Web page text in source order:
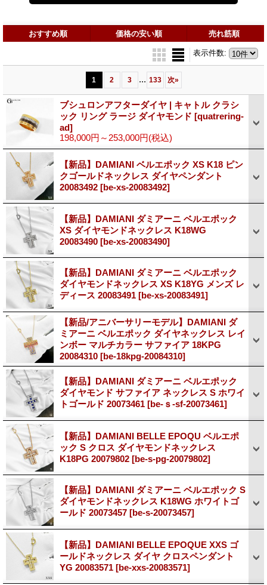
おすすめ順 価格の安い順 売れ筋順
表示件数:
1 2 3 ... 133 次»
ブシュロンアフターダイヤ | キャトル クラシ
ック リング ラージ ダイヤモンド [quatrering-
ad]
198,000円～253,000円(税込)
【新品】DAMIANI ベルエポック XS K18 ピン
クゴールドネックレス ダイヤペンダント
20083492 [be-xs-20083492]
【新品】DAMIANI ダミアーニ ベルエポック
XS ダイヤモンドネックレス K18WG
20083490 [be-xs-20083490]
【新品】DAMIANI ダミアーニ ベルエポック
ダイヤモンドネックレス XS K18YG メンズ レ
ディース 20083491 [be-xs-20083491]
【新品/アニバーサリーモデル】DAMIANI ダ
ミアーニ ベルエポック ダイヤネックレス レイ
ンボー マルチカラー サファイア 18KPG
20084310 [be-18kpg-20084310]
【新品】DAMIANI ダミアーニ ベルエポック
ダイヤモンド サファイア ネックレス S ホワイ
トゴールド 20073461 [be-ｓ-sf-20073461]
【新品】DAMIANI BELLE EPOQU ベルエポ
ック S クロス ダイヤモンドネックレス
K18PG 20079802 [be-s-pg-20079802]
【新品】DAMIANI ダミアーニ ベルエポック S
ダイヤモンドネックレス K18WG ホワイトゴ
ールド 20073457 [be-s-20073457]
【新品】DAMIANI BELLE EPOQUE XXS ゴ
ールドネックレス ダイヤ クロスペンダント
YG 20083571 [be-xxs-20083571]